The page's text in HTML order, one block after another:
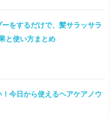
をするだけで、髪サラッサラ
と使い方まとめ
今日から使えるヘアケアノウ